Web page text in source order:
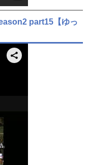
part15【ゆっ